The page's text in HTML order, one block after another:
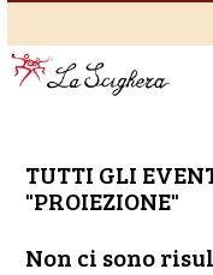
TUTTI GLI
"PROIEZIONE"
Non ci sono